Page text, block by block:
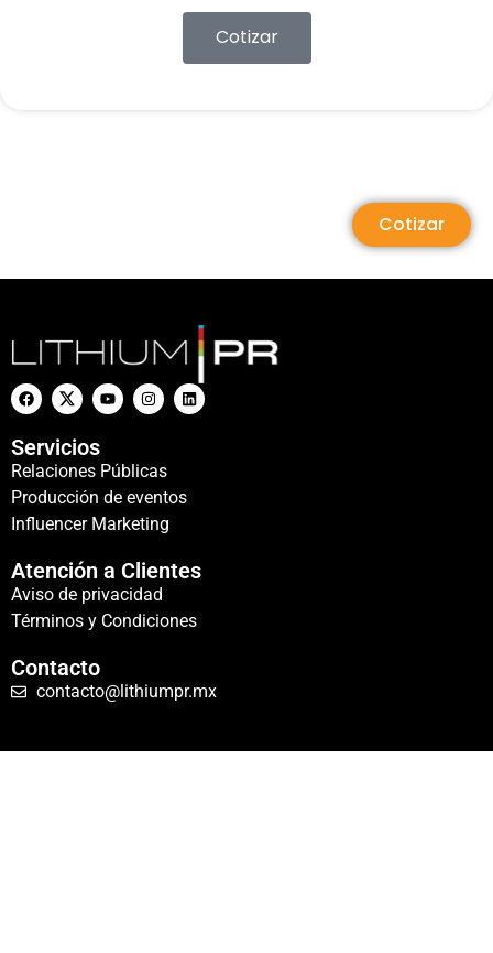
Cotizar
Cotizar
Servicios
Relaciones Públicas
Producción de eventos
Influencer Marketing
Atención a Clientes
Aviso de privacidad
Términos y Condiciones
Contacto
contacto@lithiumpr.mx